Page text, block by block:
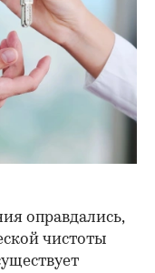
оправдались,
чистоты